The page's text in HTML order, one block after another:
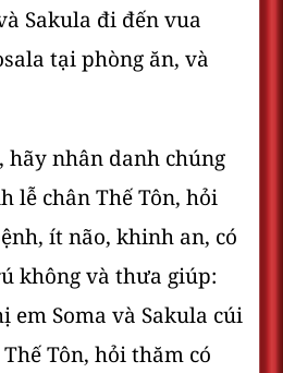
Sakula đi đến vua
tại phòng ăn, và
nhân danh chúng
lễ chân Thế Tôn, hỏi
ít não, khinh an, có
không và thưa giúp:
em Soma và Sakula cúi
Tôn, hỏi thăm có